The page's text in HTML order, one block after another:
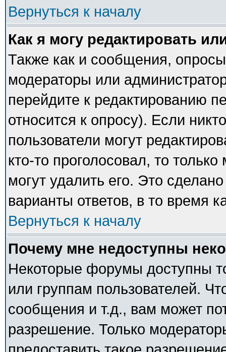
Вернуться к началу
Как я могу редактировать
Также как и сообщения,
модераторы или
перейдите к редактированию
относится к опросу). Если
пользователи могут
кто-то проголосовал, то
могут удалить его. Это
варианты ответов, в то время
Вернуться к началу
Почему мне недоступны
Некоторые форумы доступны
или группам пользователей.
сообщения и т.д., вам может
разрешение. Только